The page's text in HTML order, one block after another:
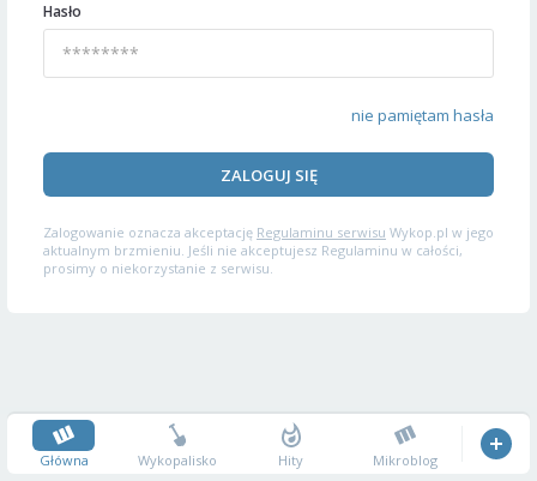
Hasło
nie pamiętam hasła
ZALOGUJ SIĘ
Zalogowanie oznacza akceptację Regulaminu serwisu Wykop.pl w jego
aktualnym brzmieniu. Jeśli nie akceptujesz Regulaminu w całości,
prosimy o niekorzystanie z serwisu.
Główna Wykopalisko Hity Mikroblog